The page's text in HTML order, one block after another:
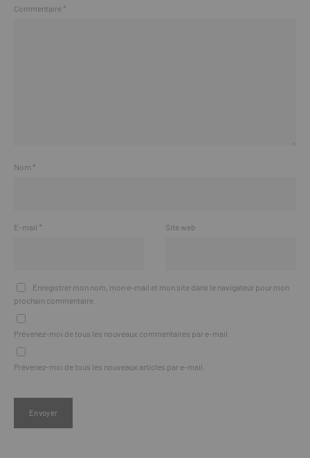
Commentaire *
Nom *
E-mail * Site web
Enregistrer mon nom, mon e-mail et mon site dans le navigateur pour mon
prochain commentaire.
Prévenez-moi de tous les nouveaux commentaires par e-mail.
Prévenez-moi de tous les nouveaux articles par e-mail.